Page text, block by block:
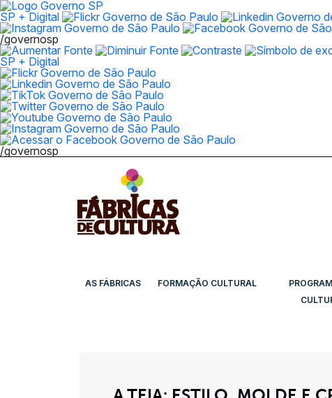
SP + Digital
/governosp
SP + Digital
/governosp
AS FÁBRICAS FORMAÇÃO CULTURAL